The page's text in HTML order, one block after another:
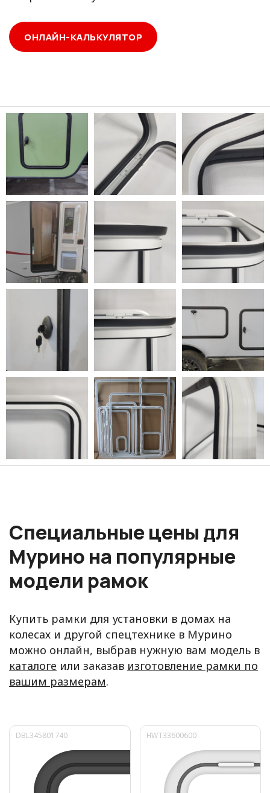
ОНЛАЙН-КАЛЬКУЛЯТОР
Специальные цены для
Мурино на популярные
модели рамок
Купить рамки для установки в домах на
колесах и другой спецтехнике в Мурино
можно онлайн, выбрав нужную вам модель в
каталоге или заказав изготовление рамки по
вашим размерам.
DBL345801740 HWT33600600